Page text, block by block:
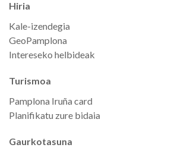
Hiria
Kale-izendegia
GeoPamplona
Intereseko helbideak
Turismoa
Pamplona Iruña card
Planifikatu zure bidaia
Gaurkotasuna